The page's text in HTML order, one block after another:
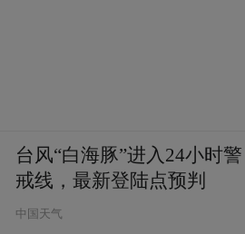
台风“白海豚”进入24小时警
戒线，最新登陆点预判
中国天气